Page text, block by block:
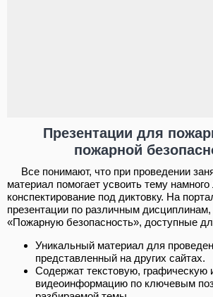
Презентации для
пожарной
Все понимают, что при проведении
материал помогает усвоить тему
конспектирование под диктовку. На
презентации по различным
«Пожарную безопасность», доступные
Уникальный материал для
представленный на других сайтах.
Содержат текстовую, графическую
видеоинформацию по ключевым